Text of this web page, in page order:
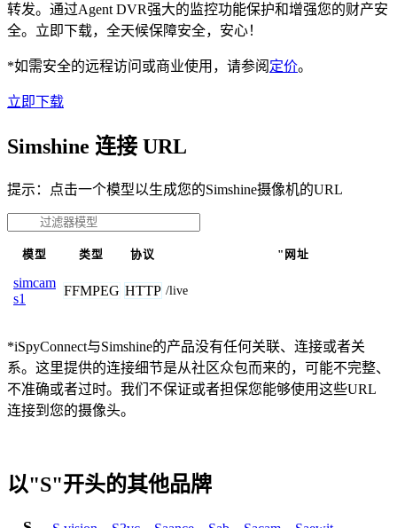
转发。通过Agent DVR强大的监控功能保护和增强您的财产安
全。立即下载，全天候保障安全，安心！
*如需安全的远程访问或商业使用，请参阅 定价。
立即下载
Simshine 连接 URL
提示：点击一个模型以生成您的Simshine摄像机的URL
模型 类型 协议 "网址
simcam
s1
FFMPEG HTTP /live
*iSpyConnect与Simshine的产品没有任何关联、连接或者关
系。这里提供的连接细节是从社区众包而来的，可能不完整、
不准确或者过时。我们不保证或者担保您能够使用这些URL
连接到您的摄像头。
以"S"开头的其他品牌